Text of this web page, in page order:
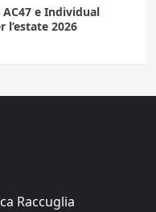
e Individual
2026
Raccuglia